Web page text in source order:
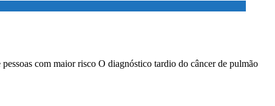
com maior risco O diagnóstico tardio do câncer de pulmão